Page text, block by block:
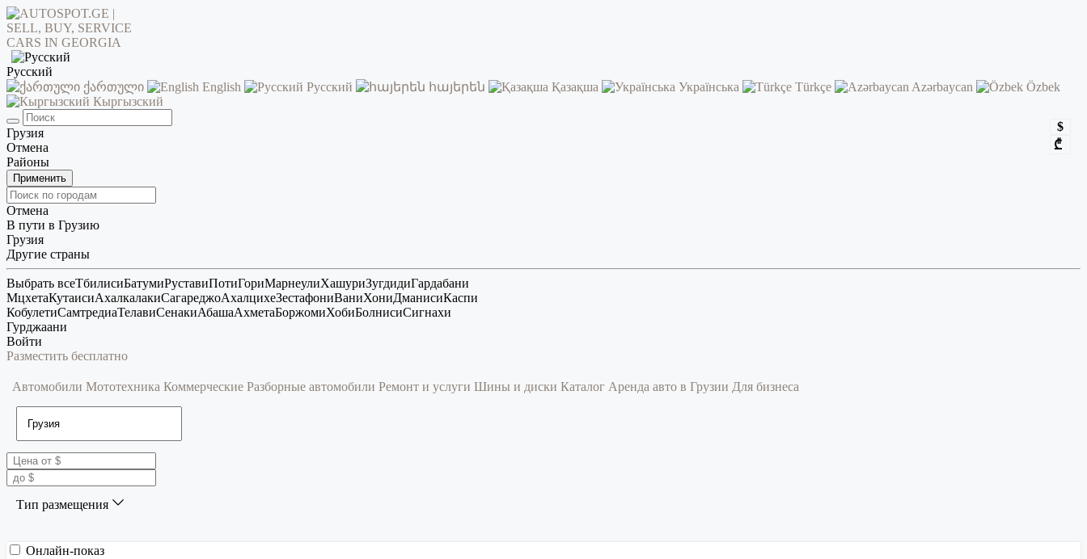
Русский
ქართული
English Русский հայերեն Қазақша Українська Türkçe Azərbaycan
Özbek
Кыргызский
$
₾
Грузия
Отмена
Районы
Применить
Отмена
В пути в Грузию
Грузия
Другие страны
Выбрать всеТбилисиБатумиРуставиПотиГориМарнеулиХашуриЗугдидиГардабани
МцхетаКутаисиАхалкалакиСагареджоАхалцихеЗестафониВаниХониДманисиКаспи
КобулетиСамтредиаТелавиСенакиАбашаАхметаБоржомиХобиБолнисиСигнахи
Гурджаани
Войти
Разместить бесплатно
Автомобили Мототехника Коммерческие Разборные автомобили Ремонт и услуги Шины и диски Каталог Аренда авто в Грузии Для бизнеса
Тип размещения
Онлайн-показ